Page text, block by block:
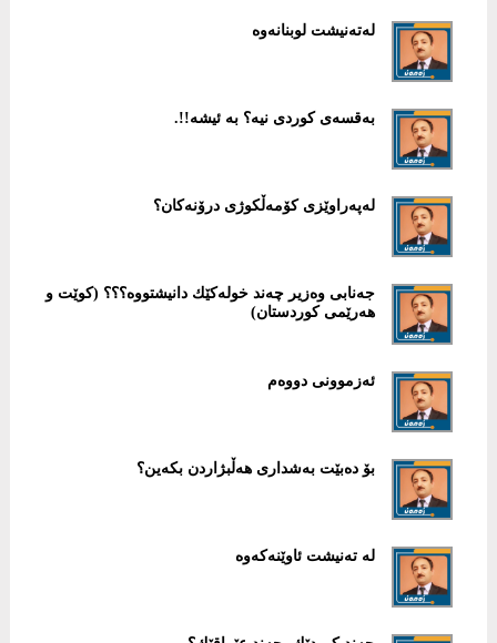
لەتەنیشت لوبنانەوە
بەقسەی كوردی نیە؟ بە ئیشە!!.
لەپەراوێزی كۆمەڵكوژی درۆنەكان؟
جەنابی وەزیر چەند خولەكێك دانیشتووە؟؟؟ (كوێت و
هەرێمی كوردستان)
ئەزموونی دووەم
بۆ ده‌بێت به‌شداری هه‌ڵبژاردن بكه‌ین؟
له‌ ته‌نیشت ئاوێنه‌كه‌وه‌